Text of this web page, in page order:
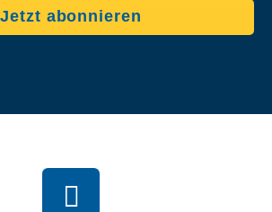
Jetzt abonnieren